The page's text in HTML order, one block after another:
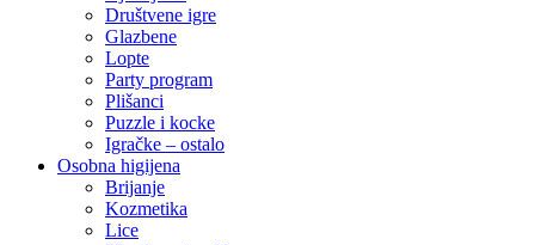
Društvene igre
Glazbene
Lopte
Party program
Plišanci
Puzzle i kocke
Igračke – ostalo
Osobna higijena
Brijanje
Kozmetika
Lice